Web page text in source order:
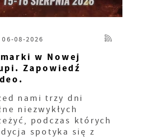
06-08-2026
w Nowej
Zapowiedź
nami trzy dni
niezwykłych
podczas których
spotyka się z